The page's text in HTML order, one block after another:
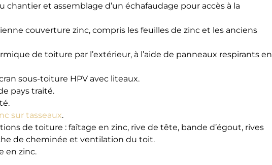
chantier et assemblage d’un échafaudage pour accès à la
couverture zinc, compris les feuilles de zinc et les anciens
de toiture par l’extérieur, à l’aide de panneaux respirants en
sous-toiture HPV avec liteaux.
pays traité.
sur tasseaux.
de toiture : faîtage en zinc, rive de tête, bande d’égout, rives
de cheminée et ventilation du toit.
en zinc.